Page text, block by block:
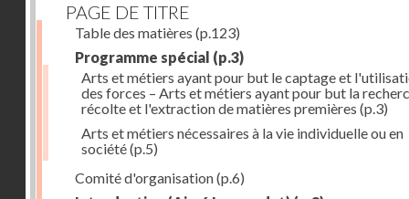
PAGE DE TITRE
Table des matières (p.123)
Programme spécial (p.3)
Arts et métiers ayant pour but le captage et
des forces – Arts et métiers ayant pour but la
récolte et l'extraction de matières premières (p.3)
Arts et métiers nécessaires à la vie individuelle ou en
société(p.5)
Comité d'organisation(p.6)